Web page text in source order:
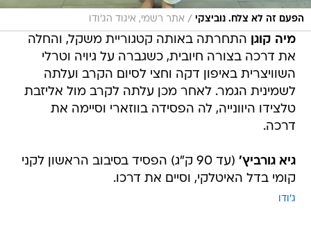
הפעם זה לא צלח. נוביצקי / אתר רשמי, איגוד הג'ודו
מיה קוגן התחרתה באותה קטגוריית משקל, והחלה
את דרכה בצורה חיובית, כשגברה על גיויה וטרלי
השוויצרית באיפון דקה וחצי לסיום הקרב ועלתה
לשמינית הגמר. לאחר מכן עלתה לקרב מול אליזבת
טלצידו היוונייה, לה הפסידה בווזארי וסיימה את
דרכה.
גיא גורביץ'
(עד 90 ק"ג) הפסיד בסיבוב הראשון לקני
קומי בדל האיטלקי, וסיים את דרכו.
ג'ודו